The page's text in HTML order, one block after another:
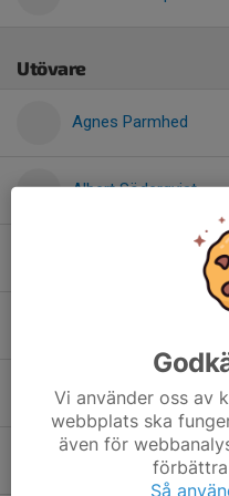
Utövare
Agnes Parmhed
Albert Söderqvist
David Svanberg
Edith Grimheden
Vi använder oss av
webbplats ska
även för
Så